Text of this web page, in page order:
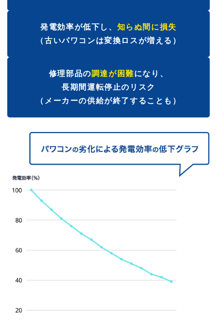
発電効率が低下し、 知らぬ間に損失
（古いパワコンは変換ロスが増える）
修理部品の調達が困難になり、
長期間運転停止のリスク
（メーカーの供給が終了することも）